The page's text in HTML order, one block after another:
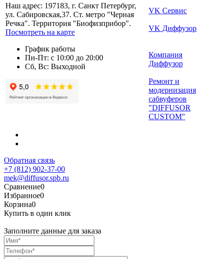
Наш адрес: 197183, г. Санкт Петербург,
ул. Сабировская,37. Ст. метро "Черная
Речка". Территория "Биофизприбор".
Посмотреть на карте
График работы
Пн-Пт: с 10:00 до 20:00
Сб, Вс: Выходной
VK Сервис
VK Диффузор
Компания
Диффузор
Ремонт и
модернизация
сабвуферов
"DIFFUSOR
CUSTOM"
Обратная связь
+7 (812) 902-37-00
mek@diffusor.spb.ru
Сравнение0
Избранное0
Корзина0
Купить в один клик
Заполните данные для заказа